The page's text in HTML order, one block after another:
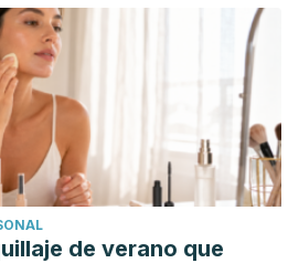
de verano que